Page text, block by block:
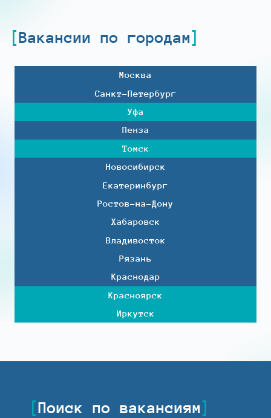
Вакансии по городам
Москва
Санкт-Петербург
Уфа
Пенза
Томск
Новосибирск
Екатеринбург
Ростов-на-Дону
Хабаровск
Владивосток
Рязань
Краснодар
Красноярск
Иркутск
Поиск по вакансиям